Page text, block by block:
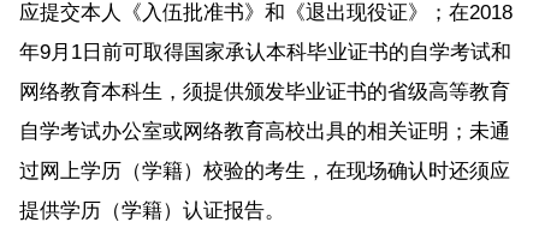
应提交本人《入伍批准书》和《退出现役证》；在2018
年9月1日前可取得国家承认本科毕业证书的自学考试和
网络教育本科生，须提供颁发毕业证书的省级高等教育
自学考试办公室或网络教育高校出具的相关证明；未通
过网上学历（学籍）校验的考生，在现场确认时还须应
提供学历（学籍）认证报告。